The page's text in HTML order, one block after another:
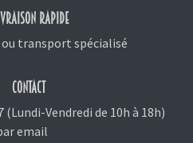
RAPIDE
transport spécialisé
CONTACT
(Lundi-Vendredi de 10h à 18h)
email